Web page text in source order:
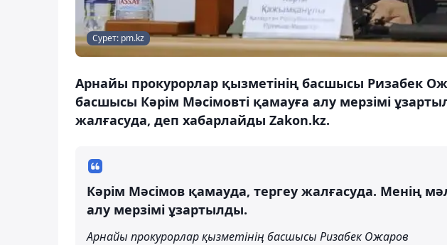
Сурет: pm.kz
Арнайы прокурорлар қызметінің басшысы Ризабек
басшысы Кәрім Мәсімовті қамауға алу мерзімі
жалғасуда, деп хабарлайды Zakon.kz.
Кәрім Мәсімов қамауда, тергеу жалғасуда. Менің
алу мерзімі ұзартылды.
Арнайы прокурорлар қызметінің басшысы Ризабек Ожаров